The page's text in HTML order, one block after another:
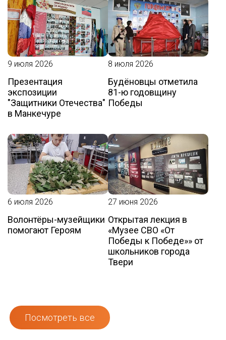
9 июля 2026
Презентация
экспозиции
"Защитники Отечества"
в Манкечуре
8 июля 2026
Будёновцы отметила
81-ю годовщину
Победы
6 июля 2026
Волонтёры-музейщики
помогают Героям
27 июня 2026
Открытая лекция в
«Музее СВО «От
Победы к Победе»» от
школьников города
Твери
Посмотреть все